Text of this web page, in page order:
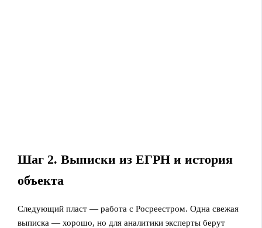
Шаг 2. Выписки из ЕГРН и история
объекта
Следующий пласт — работа с Росреестром. Одна свежая
выписка — хорошо, но для аналитики эксперты берут